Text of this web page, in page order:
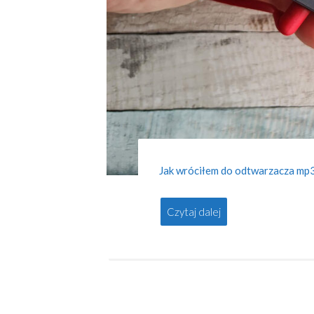
Jak wróciłem do odtwarzacza
Czytaj dalej